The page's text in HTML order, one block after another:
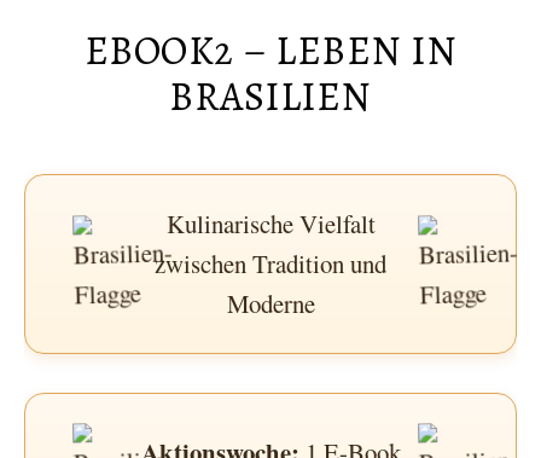
EBOOK2 – LEBEN IN
BRASILIEN
Kulinarische Vielfalt
zwischen Tradition und
Moderne